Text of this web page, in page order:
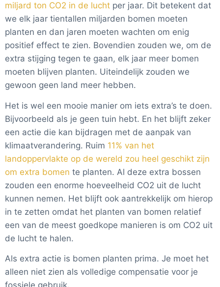
miljard ton CO2 in de lucht per jaar. Dit betekent dat
we elk jaar tientallen miljarden bomen moeten
planten en dan jaren moeten wachten om enig
positief effect te zien. Bovendien zouden we, om de
extra stijging tegen te gaan, elk jaar meer bomen
moeten blijven planten. Uiteindelijk zouden we
gewoon geen land meer hebben.
Het is wel een mooie manier om iets extra’s te doen.
Bijvoorbeeld als je geen tuin hebt. En het blijft zeker
een actie die kan bijdragen met de aanpak van
klimaatverandering. Ruim 11% van het
landoppervlakte op de wereld zou heel geschikt zijn
om extra bomen te planten. Al deze extra bossen
zouden een enorme hoeveelheid CO2 uit de lucht
kunnen nemen. Het blijft ook aantrekkelijk om hierop
in te zetten omdat het planten van bomen relatief
een van de meest goedkope manieren is om CO2 uit
de lucht te halen.
Als extra actie is bomen planten prima. Je moet het
alleen niet zien als volledige compensatie voor je